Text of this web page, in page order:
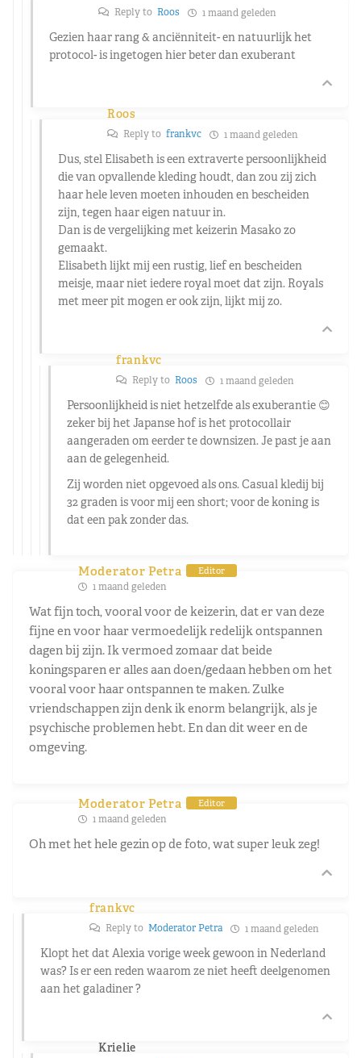
Reply to Roos 1 maand geleden
Gezien haar rang & anciënniteit- en natuurlijk het
protocol- is ingetogen hier beter dan exuberant
Roos
Reply to frankvc 1 maand geleden
Dus, stel Elisabeth is een extraverte persoonlijkheid
die van opvallende kleding houdt, dan zou zij zich
haar hele leven moeten inhouden en bescheiden
zijn, tegen haar eigen natuur in.
Dan is de vergelijking met keizerin Masako zo
gemaakt.
Elisabeth lijkt mij een rustig, lief en bescheiden
meisje, maar niet iedere royal moet dat zijn. Royals
met meer pit mogen er ook zijn, lijkt mij zo.
frankvc
Reply to Roos 1 maand geleden
Persoonlijkheid is niet hetzelfde als exuberantie 😊
zeker bij het Japanse hof is het protocollair
aangeraden om eerder te downsizen. Je past je aan
aan de gelegenheid.
Zij worden niet opgevoed als ons. Casual kledij bij
32 graden is voor mij een short; voor de koning is
dat een pak zonder das.
Moderator Petra Editor
1 maand geleden
Wat fijn toch, vooral voor de keizerin, dat er van deze
fijne en voor haar vermoedelijk redelijk ontspannen
dagen bij zijn. Ik vermoed zomaar dat beide
koningsparen er alles aan doen/gedaan hebben om het
vooral voor haar ontspannen te maken. Zulke
vriendschappen zijn denk ik enorm belangrijk, als je
psychische problemen hebt. En dan dit weer en de
omgeving.
Moderator Petra Editor
1 maand geleden
Oh met het hele gezin op de foto, wat super leuk zeg!
frankvc
Reply to Moderator Petra 1 maand geleden
Klopt het dat Alexia vorige week gewoon in Nederland
was? Is er een reden waarom ze niet heeft deelgenomen
aan het galadiner ?
Krielie